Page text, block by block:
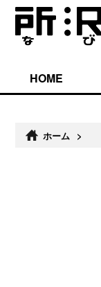
HOME
ホーム >